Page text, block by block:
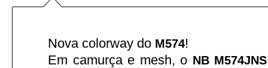
Nova colorway do M574!
Em camurça e mesh, o NB M574JNS